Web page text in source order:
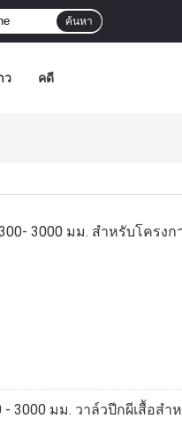
ค้นหา
ว คดี
3000 มม. สำหรับโครงก
3000 มม. วาล์วปีกผีเสื้อสำ